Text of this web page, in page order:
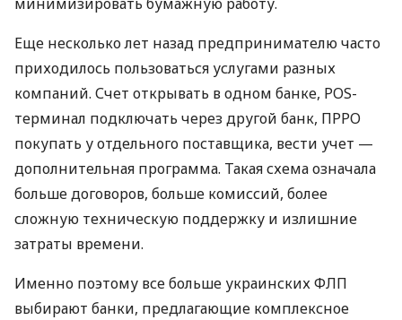
Еще несколько лет назад предпринимателю часто
приходилось пользоваться услугами разных
компаний. Счет открывать в одном банке, POS-
терминал подключать через другой банк, ПРРО
покупать у отдельного поставщика, вести учет —
дополнительная программа. Такая схема означала
больше договоров, больше комиссий, более
сложную техническую поддержку и излишние
затраты времени.
Именно поэтому все больше украинских ФЛП
выбирают банки, предлагающие комплексное